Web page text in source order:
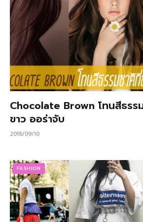
Chocolate Brown โทนสีธรร
ขาว ออร่าจับ
2018/09/10
FASHION